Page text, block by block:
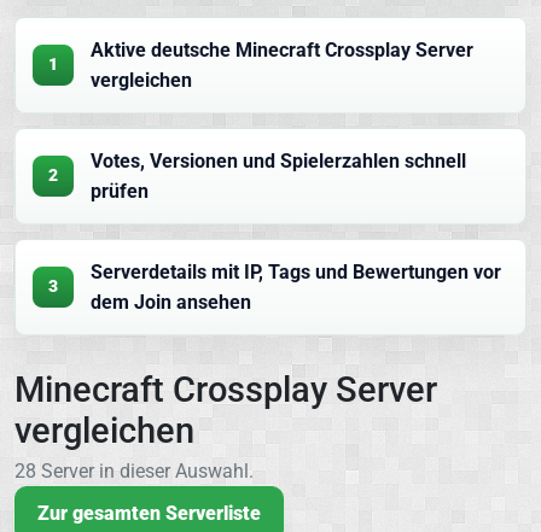
1
Aktive deutsche Minecraft Crossplay Server
vergleichen
2
Votes, Versionen und Spielerzahlen schnell
prüfen
3
Serverdetails mit IP, Tags und Bewertungen vor
dem Join ansehen
Minecraft Crossplay Server
vergleichen
28 Server in dieser Auswahl.
Zur gesamten Serverliste